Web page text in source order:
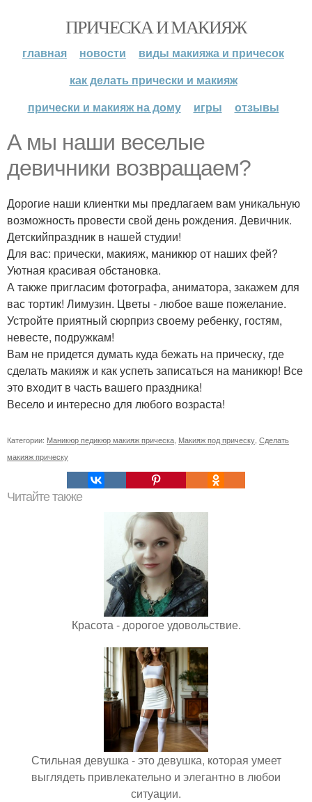
ПРИЧЕСКА И МАКИЯЖ
главная новости
виды макияжа и причесок
как делать прически и макияж
прически и макияж на дому
игры отзывы
А мы наши веселые
девичники возвращаем?
Дорогие наши клиентки мы предлагаем вам уникальную
возможность провести свой день рождения. Девичник.
Детскийпраздник в нашей студии!
Для вас: прически, макияж, маникюр от наших фей?
Уютная красивая обстановка.
А также пригласим фотографа, аниматора, закажем для
вас тортик! Лимузин. Цветы - любое ваше пожелание.
Устройте приятный сюрприз своему ребенку, гостям,
невесте, подружкам!
Вам не придется думать куда бежать на прическу, где
сделать макияж и как успеть записаться на маникюр! Все
это входит в часть вашего праздника!
Весело и интересно для любого возраста!
Категории: Маникюр педикюр макияж прическа Макияж под прическу Сделать
макияж прическу
Читайте также
Красота - дорогое удовольствие.
Стильная девушка - это девушка, которая умеет
выглядеть привлекательно и элегантно в любои
ситуации.